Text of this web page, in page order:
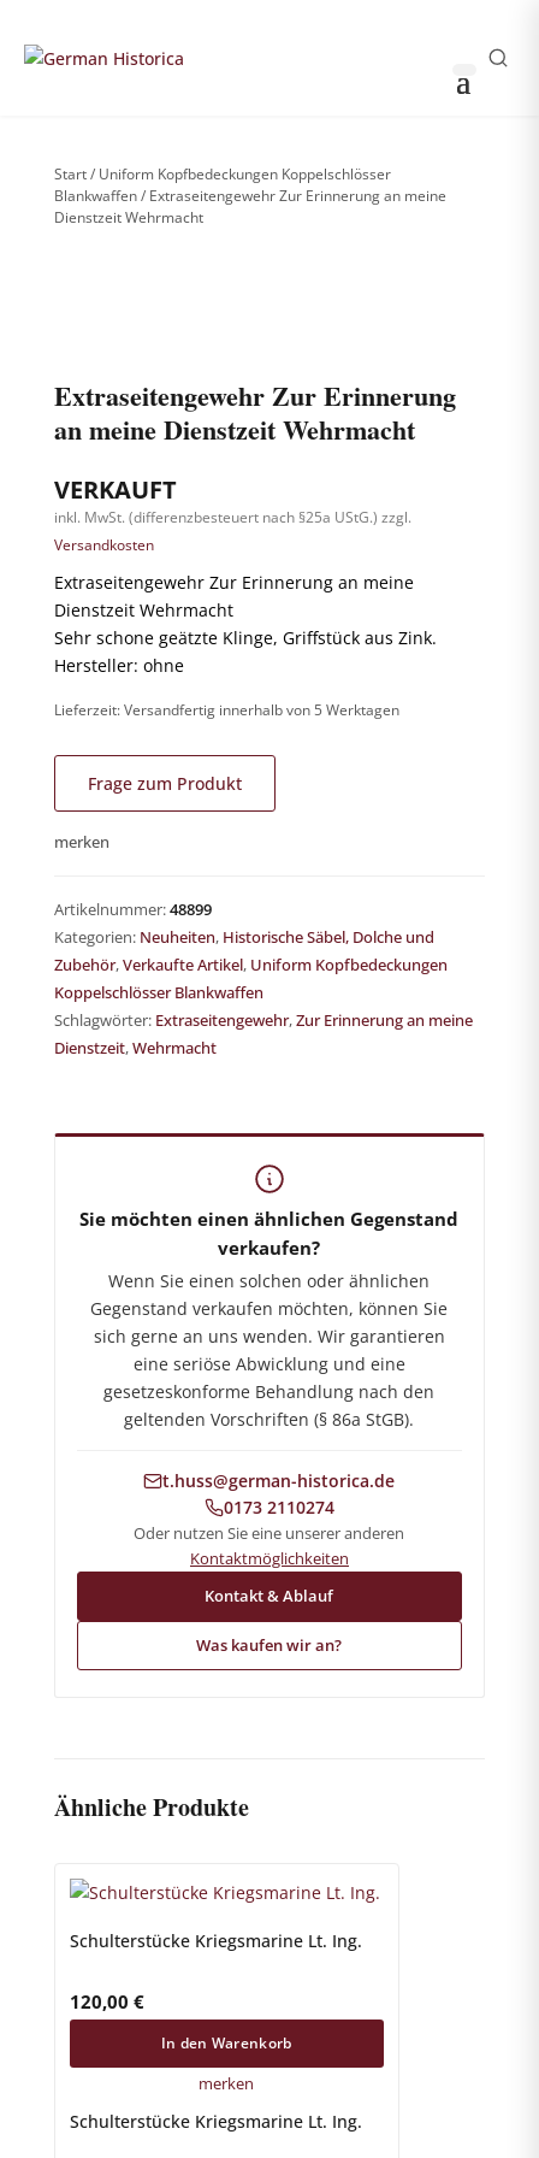
Start/ Uniform Kopfbedeckungen Koppelschlösser
Blankwaffen/ Extraseitengewehr Zur Erinnerung an meine
Dienstzeit Wehrmacht
Extraseitengewehr Zur Erinnerung
an meine Dienstzeit Wehrmacht
VERKAUFT
inkl. MwSt. (differenzbesteuert nach §25a UStG.) zzgl.
Versandkosten
Extraseitengewehr Zur Erinnerung an meine
Dienstzeit Wehrmacht
Sehr schone geätzte Klinge, Griffstück aus Zink.
Hersteller: ohne
Lieferzeit:Versandfertig innerhalb von 5 Werktagen
Frage zum Produkt
merken
Artikelnummer:48899
Kategorien: Neuheiten, Historische Säbel, Dolche und
Zubehör,Verkaufte Artikel, Uniform Kopfbedeckungen
Koppelschlösser Blankwaffen
Schlagwörter: Extraseitengewehr,Zur Erinnerung an meine
Dienstzeit,Wehrmacht
Sie möchten einen ähnlichen Gegenstand
verkaufen?
Wenn Sie einen solchen oder ähnlichen
Gegenstand verkaufen möchten, können Sie
sich gerne an uns wenden. Wir garantieren
eine seriöse Abwicklung und eine
gesetzeskonforme Behandlung nach den
geltenden Vorschriften (§ 86a StGB).
t.huss@german-historica.de
0173 2110274
Oder nutzen Sie eine unserer anderen
Kontaktmöglichkeiten
Kontakt & Ablauf
Was kaufen wir an?
Ähnliche Produkte
Schulterstücke Kriegsmarine Lt. Ing.
120,00 €
In den Warenkorb
merken
Schulterstücke Kriegsmarine Lt. Ing.